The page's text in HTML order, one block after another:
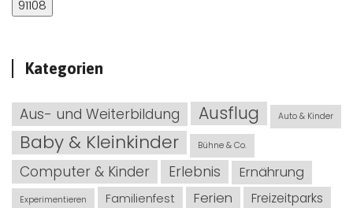
Kategorien
Aus- und Weiterbildung Ausflug Auto & Kinder
Baby & Kleinkinder Bühne & Co.
Computer & Kinder Erlebnis Ernährung
Experimentieren Familienfest Ferien Freizeitparks